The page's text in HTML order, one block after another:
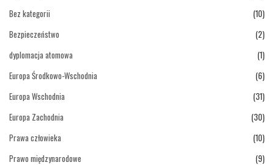
Bez kategorii
(10)
Bezpieczeństwo
(2)
dyplomacja atomowa
(1)
Europa Środkowo-Wschodnia
(6)
Europa Wschodnia
(31)
Europa Zachodnia
(30)
Prawa człowieka
(10)
Prawo międzynarodowe
(9)